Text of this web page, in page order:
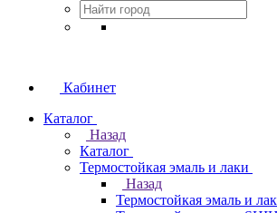
Кабинет
Каталог
Назад
Каталог
Термостойкая эмаль и лаки
Назад
Термостойкая эмаль и